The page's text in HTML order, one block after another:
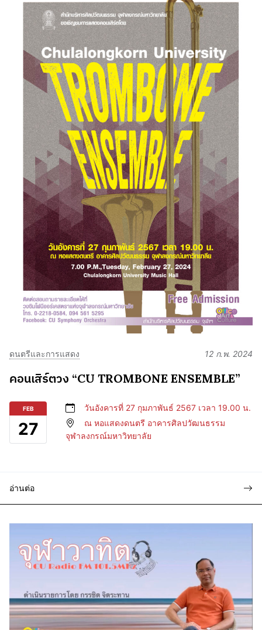
ดนตรีและการแสดง 12 ก.พ. 2024
คอนเสิร์ตวง “CU TROMBONE ENSEMBLE”
FEB
27
วันอังคารที่ 27 กุมภาพันธ์ 2567 เวลา 19.00 น.
ณ หอแสดงดนตรี อาคารศิลปวัฒนธรรม
จุฬาลงกรณ์มหาวิทยาลัย
อ่านต่อ